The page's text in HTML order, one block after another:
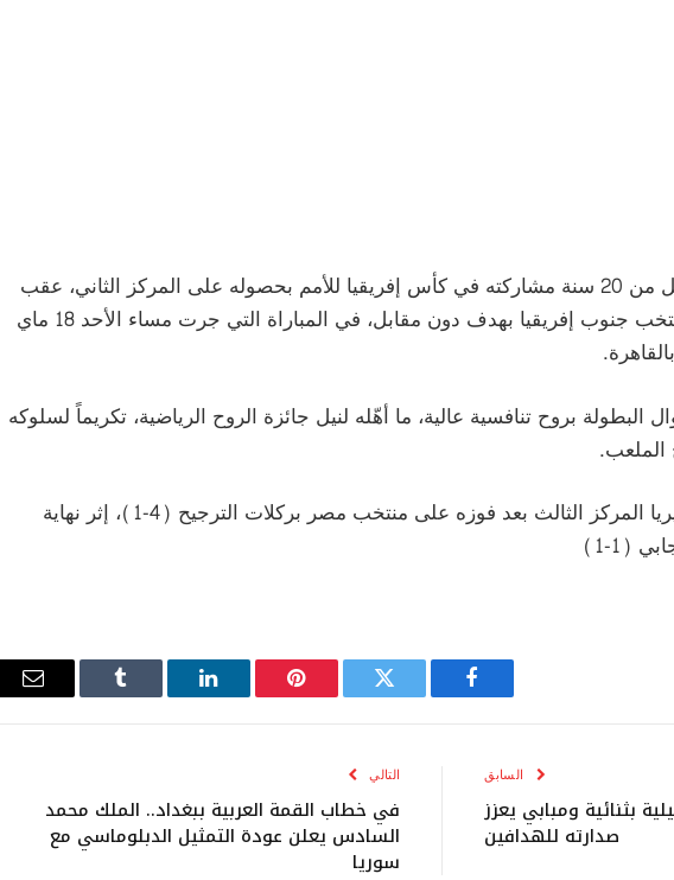
اختتم المنتخب المغربي لأقل من 20 سنة مشاركته في كأس إفريقيا للأمم بحصوله على المركز الثاني، عقب
خسارته في النهائي أمام منتخب جنوب إفريقيا بهدف دون مقابل، في المباراة التي جرت مساء الأحد 18 ماي
البطولة بروح تنافسية عالية، ما أهّله لنيل جائزة الروح الرياضية، تكريماً لسلوكه
الملعب.
من جهته، حقق منتخب نيجيريا المركز الثالث بعد فوزه على منتخب مصر بركلات الترجيح (4-1)، إثر نهاية
(1-1)
فيسبوك تويتر بينتيريستلينكدإن Tumblr
السابق
بثنائية ومبابي يعزز
صدارته للهدافين
التالي
في خطاب القمة العربية ببغداد.. الملك محمد
السادس يعلن عودة التمثيل الدبلوماسي مع
سوريا